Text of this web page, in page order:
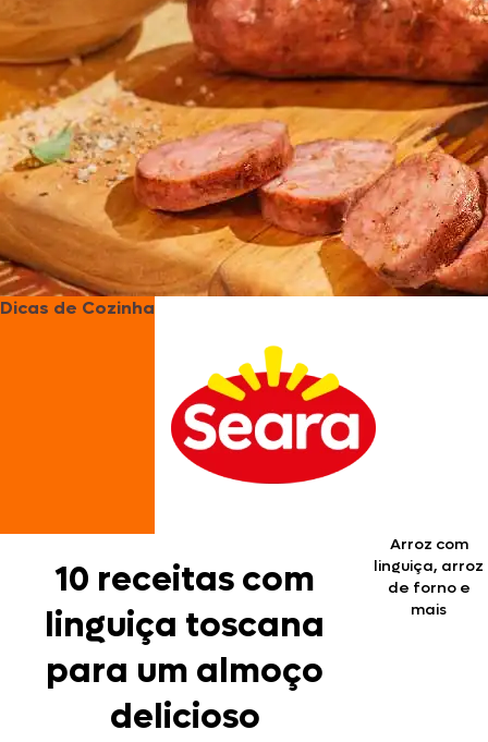
Dicas de Cozinha
10 receitas com
linguiça toscana
para um almoço
delicioso
Arroz com
linguiça, arroz
de forno e
mais